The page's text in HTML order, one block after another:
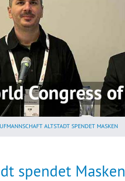
ALTSTADT SPENDET MASKEN
spendet Masken